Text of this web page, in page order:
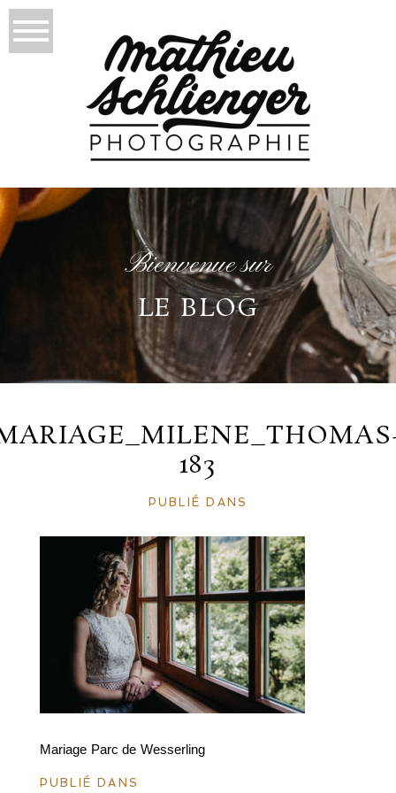
Bienvenue sur
LE BLOG
183
PUBLIÉ DANS
Mariage Parc de Wesserling
PUBLIÉ DANS